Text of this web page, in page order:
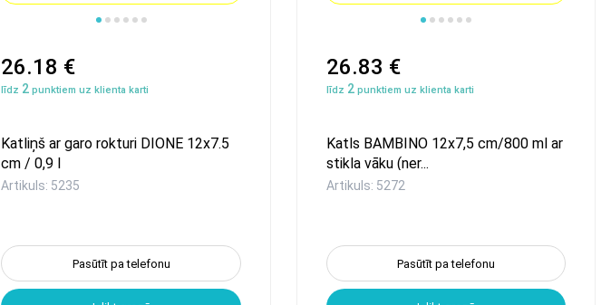
26.18 €
līdz 2 punktiem uz klienta karti
Katliņš ar garo rokturi DIONE 12x7.5
cm / 0,9 l
Artikuls: 5235
Pasūtīt pa telefonu
26.83 €
līdz 2punktiem uz klienta karti
Katls BAMBINO 12x7,5 сm/800 ml ar
stikla vāku (ner...
Artikuls: 5272
Pasūtīt pa telefonu